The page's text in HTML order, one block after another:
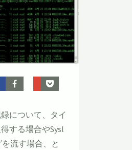
について、タイ
する場合やSysl
流す場合、と